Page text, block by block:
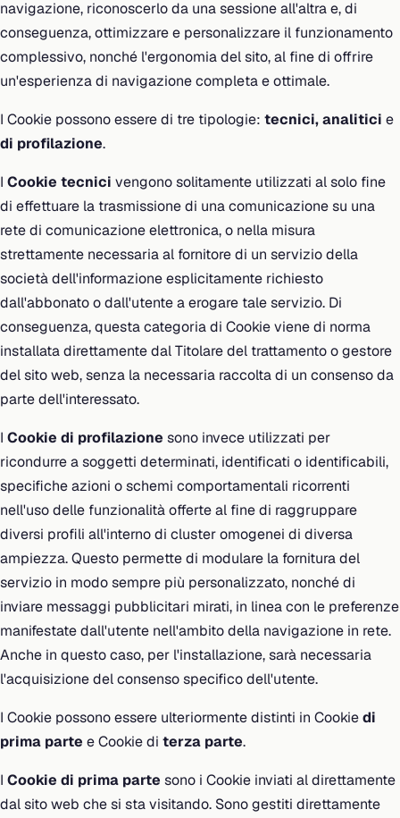
navigazione, riconoscerlo da una sessione all'altra e, di
conseguenza, ottimizzare e personalizzare il funzionamento
complessivo, nonché l'ergonomia del sito, al fine di offrire
un'esperienza di navigazione completa e ottimale.
I Cookie possono essere di tre tipologie: tecnici, analitici e
di profilazione.
I Cookie tecnici vengono solitamente utilizzati al solo fine
di effettuare la trasmissione di una comunicazione su una
rete di comunicazione elettronica, o nella misura
strettamente necessaria al fornitore di un servizio della
società dell'informazione esplicitamente richiesto
dall'abbonato o dall'utente a erogare tale servizio. Di
conseguenza, questa categoria di Cookie viene di norma
installata direttamente dal Titolare del trattamento o gestore
del sito web, senza la necessaria raccolta di un consenso da
parte dell'interessato.
I Cookie di profilazione sono invece utilizzati per
ricondurre a soggetti determinati, identificati o identificabili,
specifiche azioni o schemi comportamentali ricorrenti
nell'uso delle funzionalità offerte al fine di raggruppare
diversi profili all'interno di cluster omogenei di diversa
ampiezza. Questo permette di modulare la fornitura del
servizio in modo sempre più personalizzato, nonché di
inviare messaggi pubblicitari mirati, in linea con le preferenze
manifestate dall'utente nell'ambito della navigazione in rete.
Anche in questo caso, per l'installazione, sarà necessaria
l'acquisizione del consenso specifico dell'utente.
I Cookie possono essere ulteriormente distinti in Cookiedi
prima parte e Cookie di terza parte.
I Cookie di prima parte sono i Cookie inviati al direttamente
dal sito web che si sta visitando. Sono gestiti direttamente